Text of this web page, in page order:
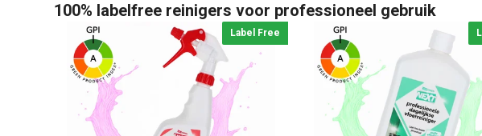
100% labelfree reinigers voor professioneel gebruik
Label Free